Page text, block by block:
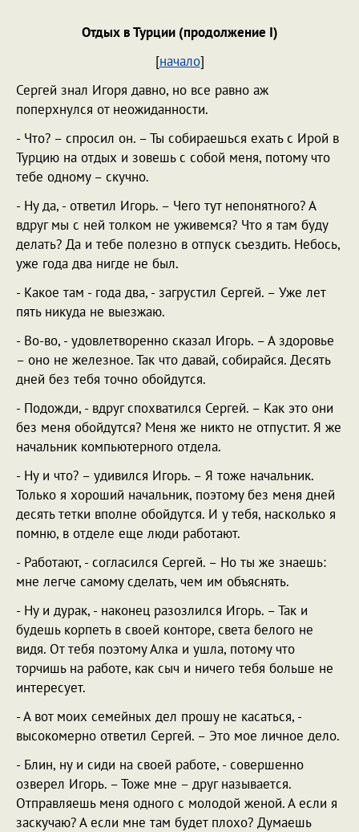
Отдых в Турции (продолжение I)
[начало]
Сергей знал Игоря давно, но все равно аж
поперхнулся от неожиданности.
- Что? – спросил он. – Ты собираешься ехать с Ирой в
Турцию на отдых и зовешь с собой меня, потому что
тебе одному – скучно.
- Ну да, - ответил Игорь. – Чего тут непонятного? А
вдруг мы с ней толком не уживемся? Что я там буду
делать? Да и тебе полезно в отпуск съездить. Небось,
уже года два нигде не был.
- Какое там - года два, - загрустил Сергей. – Уже лет
пять никуда не выезжаю.
- Во-во, - удовлетворенно сказал Игорь. – А здоровье
– оно не железное. Так что давай, собирайся. Десять
дней без тебя точно обойдутся.
- Подожди, - вдруг спохватился Сергей. – Как это они
без меня обойдутся? Меня же никто не отпустит. Я же
начальник компьютерного отдела.
- Ну и что? – удивился Игорь. – Я тоже начальник.
Только я хороший начальник, поэтому без меня дней
десять тетки вполне обойдутся. И у тебя, насколько я
помню, в отделе еще люди работают.
- Работают, - согласился Сергей. – Но ты же знаешь:
мне легче самому сделать, чем им объяснять.
- Ну и дурак, - наконец разозлился Игорь. – Так и
будешь корпеть в своей конторе, света белого не
видя. От тебя поэтому Алка и ушла, потому что
торчишь на работе, как сыч и ничего тебя больше не
интересует.
- А вот моих семейных дел прошу не касаться, -
высокомерно ответил Сергей. – Это мое личное дело.
- Блин, ну и сиди на своей работе, - совершенно
озверел Игорь. – Тоже мне – друг называется.
Отправляешь меня одного с молодой женой. А если я
заскучаю? А если мне там будет плохо? Думаешь